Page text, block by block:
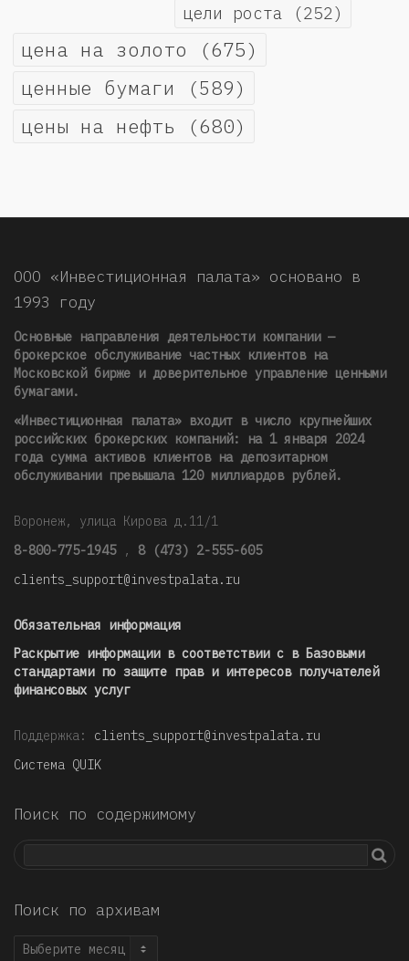
цели роста (252)
цена на золото (675)
ценные бумаги (589)
цены на нефть (680)
ООО «Инвестиционная палата» основано в
1993 году
Основные направления деятельности компании —
брокерское обслуживание частных клиентов на
Московской бирже и доверительное управление ценными
бумагами.
«Инвестиционная палата» входит в число крупнейших
российских брокерских компаний: на 1 января 2024
года сумма активов клиентов на депозитарном
обслуживании превышала 120 миллиардов рублей.
Воронеж, улица Кирова д.11/1
8-800-775-1945 , 8 (473) 2-555-605
clients_support@investpalata.ru
Обязательная информация
Раскрытие информации в соответствии с в Базовыми
стандартами по защите прав и интересов получателей
финансовых услуг
Поддержка: clients_support@investpalata.ru
Система QUIK
Поиск по содержимому
Поиск по архивам
Поиск